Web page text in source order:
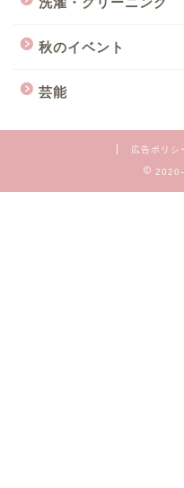
秋のイベント
芸能
広告ポリシ